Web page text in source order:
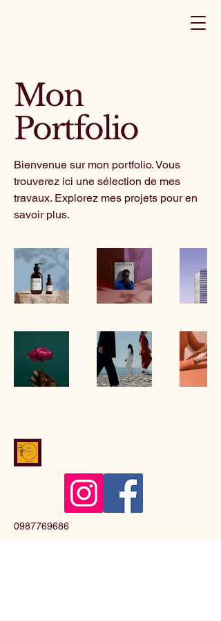
Mon
Portfolio
Bienvenue sur mon portfolio. Vous
trouverez ici une sélection de mes
travaux. Explorez mes projets pour en
savoir plus.
0987769686